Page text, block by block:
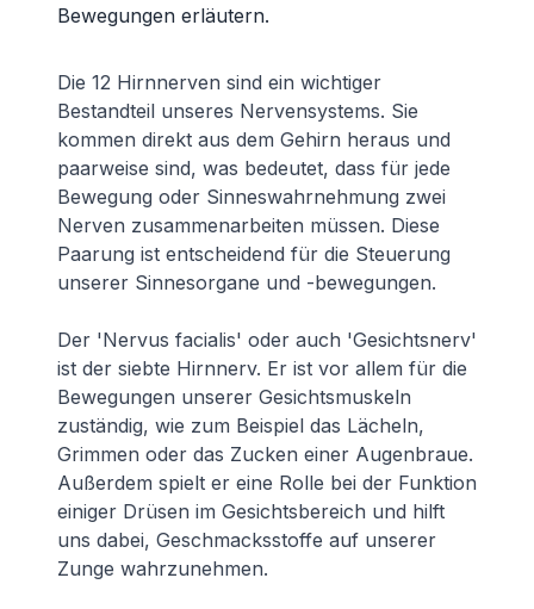
Bewegungen erläutern.
Die 12 Hirnnerven sind ein wichtiger
Bestandteil unseres Nervensystems. Sie
kommen direkt aus dem Gehirn heraus und
paarweise sind, was bedeutet, dass für jede
Bewegung oder Sinneswahrnehmung zwei
Nerven zusammenarbeiten müssen. Diese
Paarung ist entscheidend für die Steuerung
unserer Sinnesorgane und -bewegungen.
Der 'Nervus facialis' oder auch 'Gesichtsnerv'
ist der siebte Hirnnerv. Er ist vor allem für die
Bewegungen unserer Gesichtsmuskeln
zuständig, wie zum Beispiel das Lächeln,
Grimmen oder das Zucken einer Augenbraue.
Außerdem spielt er eine Rolle bei der Funktion
einiger Drüsen im Gesichtsbereich und hilft
uns dabei, Geschmacksstoffe auf unserer
Zunge wahrzunehmen.